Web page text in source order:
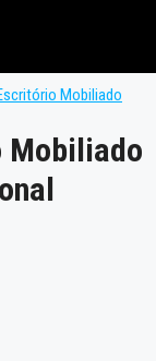
Mobiliado
Mobiliado